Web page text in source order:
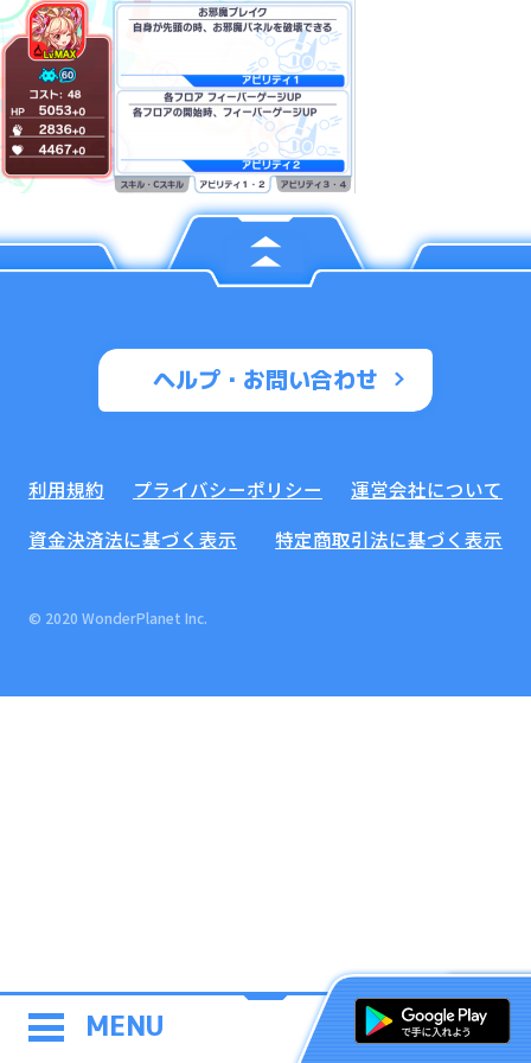
MENU
ヘルプ・お問い合わせ
利用規約 プライバシーポリシー
運営会社について
資金決済法に基づく表示
特定商取引法に基づく表示
© 2020 WonderPlanet Inc.